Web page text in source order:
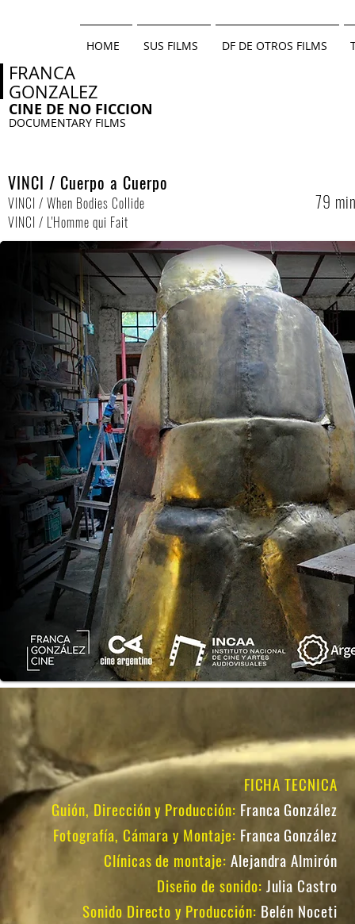
HOME SUS FILMS DF DE OTROS FILMS
FRANCA
GONZALEZ
CINE DE NO FICCION
DOCUMENTARY FILMS
VINCI / Cuerpo a Cuerpo
VINCI / When Bodies Collide
VINCI / L'Homme qui Fait
79
FICHA TECNICA
Guión, Dirección y Producción: Franca González
Fotografía, Cámara y Montaje: Franca González
Clínicas de montaje: Alejandra Almirón
Diseño de sonido: Julia Castro
Sonido Directo y Producción: Belén Noceti